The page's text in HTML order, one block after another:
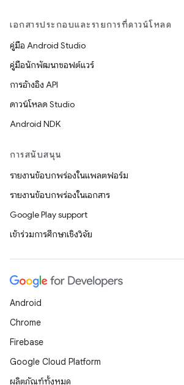
เอกสารประกอบและรายการที่ดาวน์โหลด
คู่มือ Android Studio
คู่มือนักพัฒนาซอฟต์แวร์
การอ้างอิง API
ดาวน์โหลด Studio
Android NDK
การสนับสนุน
รายงานข้อบกพร่องในแพลตฟอร์ม
รายงานข้อบกพร่องในเอกสาร
Google Play support
เข้าร่วมการศึกษาเชิงวิจัย
Android
Chrome
Firebase
Google Cloud Platform
ผลิตภัณฑ์ทั้งหมด